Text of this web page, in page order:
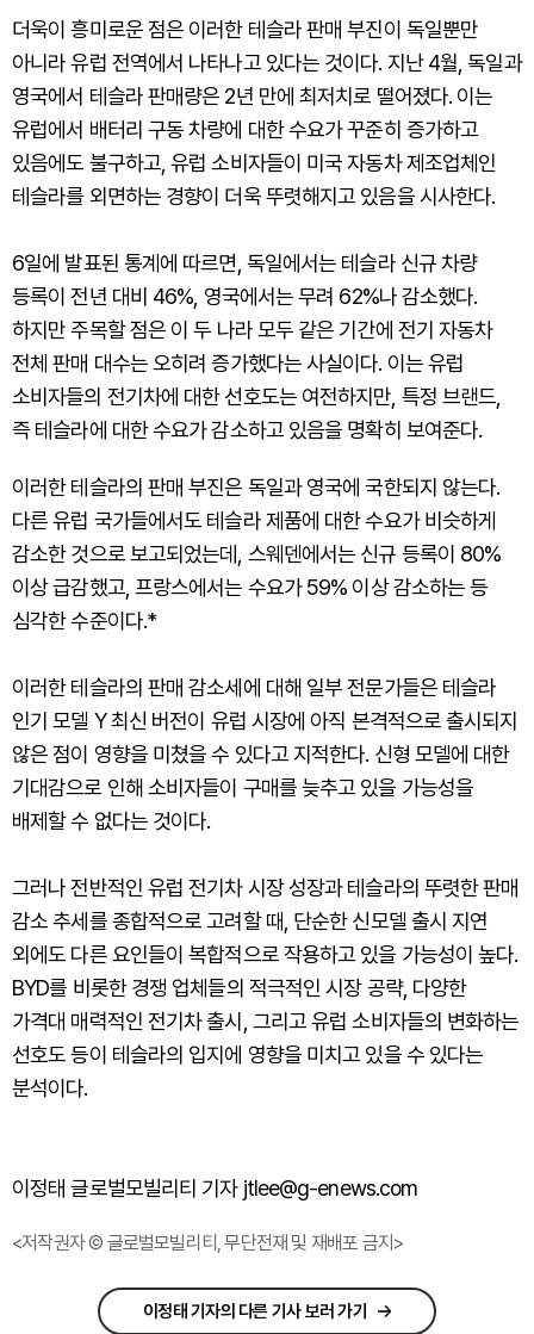
더욱이 흥미로운 점은 이러한 테슬라 판매 부진이 독일뿐만
아니라 유럽 전역에서 나타나고 있다는 것이다. 지난 4월, 독일과
영국에서 테슬라 판매량은 2년 만에 최저치로 떨어졌다. 이는
유럽에서 배터리 구동 차량에 대한 수요가 꾸준히 증가하고
있음에도 불구하고, 유럽 소비자들이 미국 자동차 제조업체인
테슬라를 외면하는 경향이 더욱 뚜렷해지고 있음을 시사한다.
6일에 발표된 통계에 따르면, 독일에서는 테슬라 신규 차량
등록이 전년 대비 46%, 영국에서는 무려 62%나 감소했다.
하지만 주목할 점은 이 두 나라 모두 같은 기간에 전기 자동차
전체 판매 대수는 오히려 증가했다는 사실이다. 이는 유럽
소비자들의 전기차에 대한 선호도는 여전하지만, 특정 브랜드,
즉 테슬라에 대한 수요가 감소하고 있음을 명확히 보여준다.
이러한 테슬라의 판매 부진은 독일과 영국에 국한되지 않는다.
다른 유럽 국가들에서도 테슬라 제품에 대한 수요가 비슷하게
감소한 것으로 보고되었는데, 스웨덴에서는 신규 등록이 80%
이상 급감했고, 프랑스에서는 수요가 59% 이상 감소하는 등
심각한 수준이다.*
이러한 테슬라의 판매 감소세에 대해 일부 전문가들은 테슬라
인기 모델 Y 최신 버전이 유럽 시장에 아직 본격적으로 출시되지
않은 점이 영향을 미쳤을 수 있다고 지적한다. 신형 모델에 대한
기대감으로 인해 소비자들이 구매를 늦추고 있을 가능성을
배제할 수 없다는 것이다.
그러나 전반적인 유럽 전기차 시장 성장과 테슬라의 뚜렷한 판매
감소 추세를 종합적으로 고려할 때, 단순한 신모델 출시 지연
외에도 다른 요인들이 복합적으로 작용하고 있을 가능성이 높다.
BYD를 비롯한 경쟁 업체들의 적극적인 시장 공략, 다양한
가격대 매력적인 전기차 출시, 그리고 유럽 소비자들의 변화하는
선호도 등이 테슬라의 입지에 영향을 미치고 있을 수 있다는
분석이다.
이정태 글로벌모빌리티 기자 jtlee@g-enews.com
<저작권자 © 글로벌모빌리티, 무단전재 및 재배포 금지>
이정태 기자의 다른 기사 보러 가기